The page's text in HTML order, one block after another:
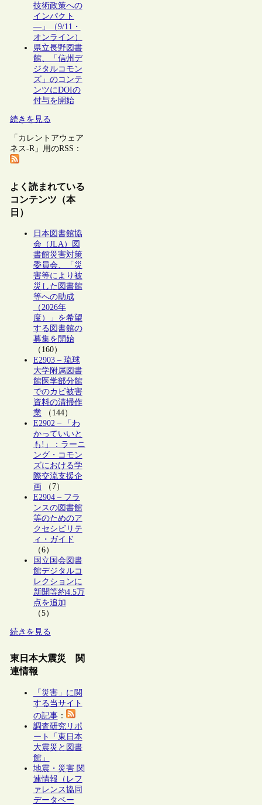
技術政策への
インパクト
―」（9/11・
オンライン）
県立長野図書
館、「信州デ
ジタルコモン
ズ」のコンテ
ンツにDOIの
付与を開始
続きを見る
「カレントアウェア
ネス-R」用のRSS：
よく読まれている
コンテンツ（本
日）
日本図書館協
会（JLA）図
書館災害対策
委員会、「災
害等により被
災した図書館
等への助成
（2026年
度）」を希望
する図書館の
募集を開始
（160）
E2903 – 琉球
大学附属図書
館医学部分館
でのカビ被害
資料の清掃作
業（144）
E2902 – 「わ
かっていいと
も!」：ラーニ
ング・コモン
ズにおける学
際交流支援企
画 （7）
E2904 – フラ
ンスの図書館
等のためのア
クセシビリテ
ィ・ガイド
（6）
国立国会図書
館デジタルコ
レクションに
新聞等約4.5万
点を追加
（5）
続きを見る
東日本大震災 関
連情報
「災害」に関
する当サイト
の記事：
調査研究リポ
ート「東日本
大震災と図書
館」
地震・災害 関
連情報（レフ
ァレンス協同
データベー